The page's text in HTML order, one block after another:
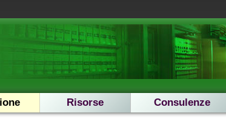
Risorse Consulenze